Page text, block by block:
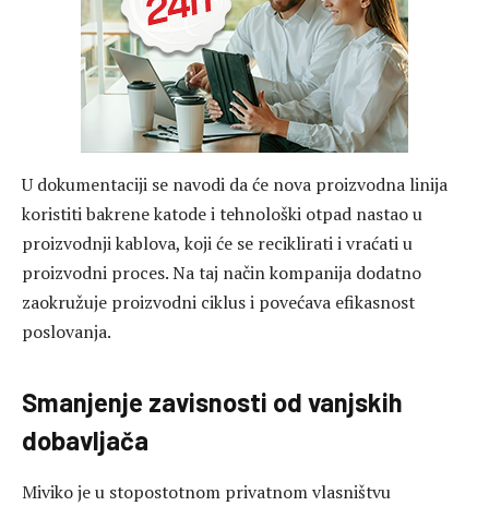
U dokumentaciji se navodi da će nova proizvodna linija
koristiti bakrene katode i tehnološki otpad nastao u
proizvodnji kablova, koji će se reciklirati i vraćati u
proizvodni proces. Na taj način kompanija dodatno
zaokružuje proizvodni ciklus i povećava efikasnost
poslovanja.
Smanjenje zavisnosti od vanjskih
dobavljača
Miviko je u stopostotnom privatnom vlasništvu